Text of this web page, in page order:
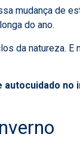
mudança de
do ano.
da natureza.
autocuidado no